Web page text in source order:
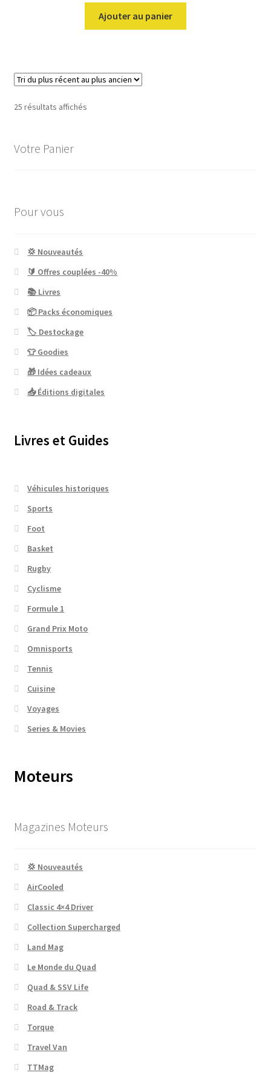
Ajouter au panier
25 résultats affichésTrié
Votre Panier
Pour vous
💢 Nouveautés
🔰 Offres couplées -40%
📚 Livres
📦 Packs économiques
🏷 Destockage
👕 Goodies
🎁 Idées cadeaux
📥 Éditions digitales
Livres et Guides
Véhicules historiques
Sports
Foot
Basket
Rugby
Cyclisme
Formule 1
Grand Prix Moto
Omnisports
Tennis
Cuisine
Voyages
Series & Movies
Moteurs
Magazines Moteurs
💢 Nouveautés
AirCooled
Classic 4×4 Driver
Collection Supercharged
Land Mag
Le Monde du Quad
Quad & SSV Life
Road & Track
Torque
Travel Van
TTMag